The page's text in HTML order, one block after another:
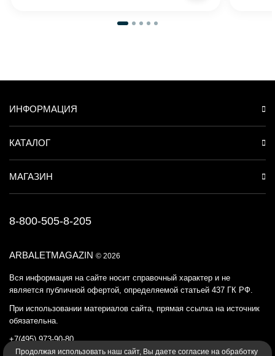
ARBALETMAGAZIN © 2026
Вся информация на сайте носит справочный характер и не
является публичной офертой, определяемой статьей 437 ГК РФ.
При использовании материалов сайта, прямая ссылка на источник
обязательна.
+7(495) 973-90-80
ИНФОРМАЦИЯ
КАТАЛОГ
МАГАЗИН
8-800-505-8-205
Продолжая использовать наш cайт, Вы даете согласие на обработку